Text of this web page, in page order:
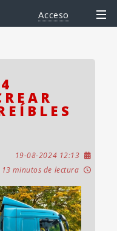
Acceso
19-08-2024 12:13
13 minutos de lectura